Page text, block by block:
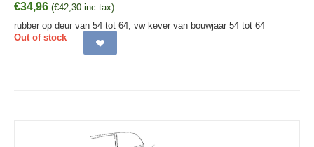
€34,96 (€42,30 inc tax)
rubber op deur van 54 tot 64, vw kever van bouwjaar 54 tot 64
Out of stock